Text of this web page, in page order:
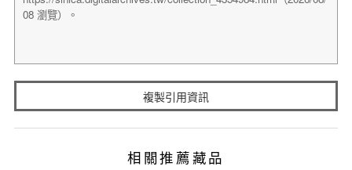
複製引用資訊
相關推薦藏品